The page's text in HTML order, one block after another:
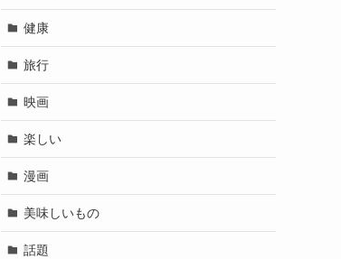
健康
旅行
映画
楽しい
漫画
美味しいもの
話題